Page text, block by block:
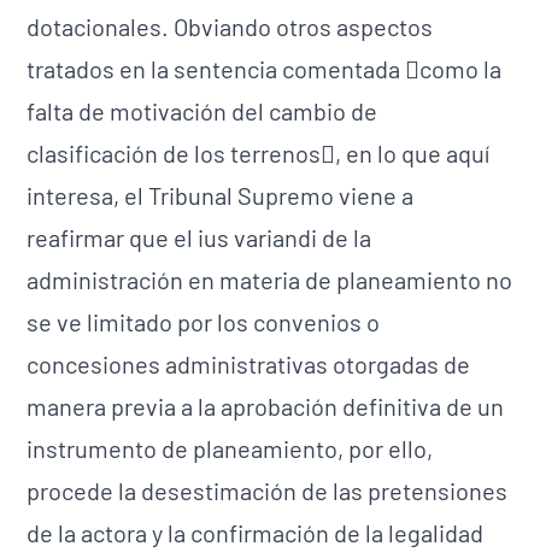
dotacionales. Obviando otros aspectos
tratados en la sentencia comentada como la
falta de motivación del cambio de
clasificación de los terrenos, en lo que aquí
interesa, el Tribunal Supremo viene a
reafirmar que el ius variandi de la
administración en materia de planeamiento no
se ve limitado por los convenios o
concesiones administrativas otorgadas de
manera previa a la aprobación definitiva de un
instrumento de planeamiento, por ello,
procede la desestimación de las pretensiones
de la actora y la confirmación de la legalidad